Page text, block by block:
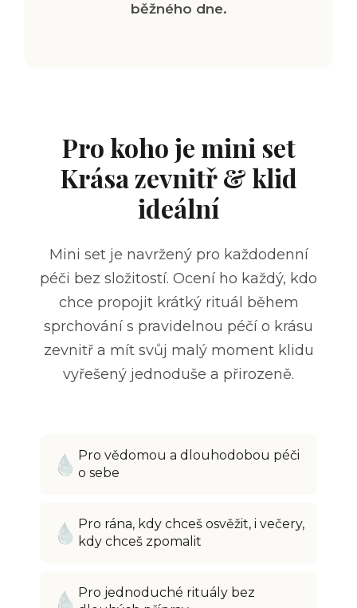
běžného dne.
Pro koho je mini set
Krása zevnitř & klid
ideální
Mini set je navržený pro každodenní
péči bez složitostí. Ocení ho každý, kdo
chce propojit krátký rituál během
sprchování s pravidelnou péčí o krásu
zevnitř a mít svůj malý moment klidu
vyřešený jednoduše a přirozeně.
Pro vědomou a dlouhodobou péči
o sebe
Pro rána, kdy chceš osvěžit, i večery,
kdy chceš zpomalit
Pro jednoduché rituály bez